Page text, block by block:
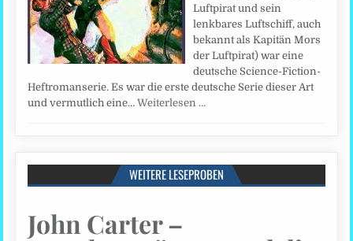
Luftpirat und sein
lenkbares Luftschiff, auch
bekannt als Kapitän Mors
der Luftpirat) war eine
deutsche Science-Fiction-
Heftromanserie. Es war die erste deutsche Serie dieser Art
und vermutlich eine…Weiterlesen …
WEITERE LESEPROBEN
John Carter –